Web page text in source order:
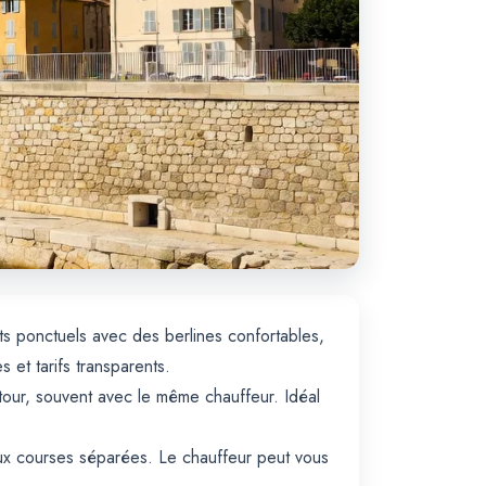
ponctuels avec des berlines confortables,
et tarifs transparents.
souvent avec le même chauffeur. Idéal
courses séparées. Le chauffeur peut vous